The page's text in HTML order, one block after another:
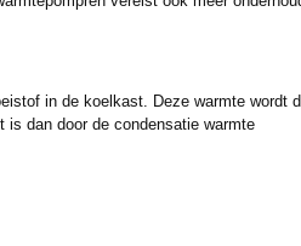
in de koelkast. Deze warmte wordt
dan door de condensatie warmte